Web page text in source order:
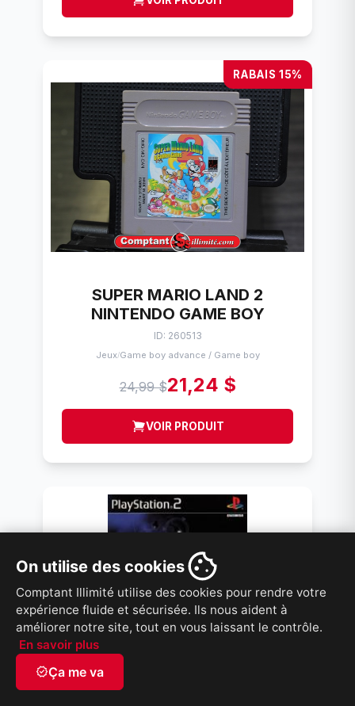
On utilise des cookies
Comptant Illimité utilise des cookies pour rendre votre
expérience fluide et sécurisée. Ils nous aident à
améliorer notre site, tout en vous laissant le contrôle.
En savoir plus
verifiedÇa me va
RABAIS 15%
SUPER MARIO LAND 2
NINTENDO GAME BOY
ID: 260513
Jeux/Game boy advance / Game boy
24,99 $21,24 $
VOIR PRODUIT